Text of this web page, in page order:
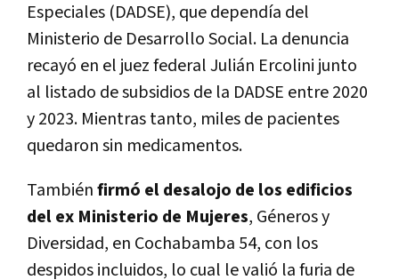
Especiales (DADSE), que dependía del
Ministerio de Desarrollo Social. La denuncia
recayó en el juez federal Julián Ercolini junto
al listado de subsidios de la DADSE entre 2020
y 2023. Mientras tanto, miles de pacientes
quedaron sin medicamentos.
Tambiénfirmó el desalojo de los edificios
del ex Ministerio de Mujeres, Géneros y
Diversidad, en Cochabamba 54, con los
despidos incluidos, lo cual le valió la furia de